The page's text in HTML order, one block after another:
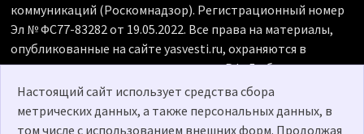
коммуникаций (Роскомнадзор). Регистрационный номер
Эл № ФС77-83282 от 19.05.2022. Все права на материалы,
опубликованные на сайте yasvesti.ru, охраняются в
соответствии с законодательством РФ. Любое
использование материалов допускается только по
согласованию с редакцией, гиперссылка на источник
обязательна. Редакция не несет ответственности за
Настоящий сайт использует средства сбора
метрических данных, а также персональных данных, в
том числе с использованием внешних форм. Продолжая